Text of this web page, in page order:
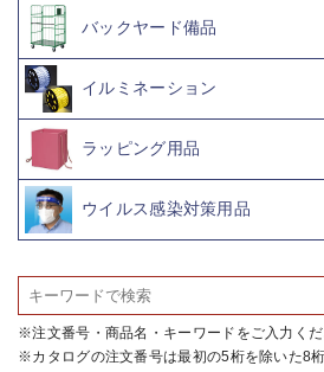
バックヤード備品
イルミネーション
ラッピング用品
ウイルス感染対策用品
注文番号・商品名・キーワードをご入力く
カタログの注文番号は最初の5桁を除いた8